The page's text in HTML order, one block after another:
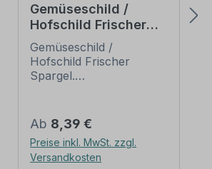
Gemüseschild /
Hofschild Frischer
Spargel -
Verkaufsschild
Gemüseschild /
Hofschild Frischer
Spargel.
Ihren Hof, den
Verkaufsstand oder
Ihren Hofladen. Wir
führen zahlreiche Obst-
Regulärer Preis:
Ab 8,39 €
Preise inkl. MwSt. zzgl.
Versandkosten